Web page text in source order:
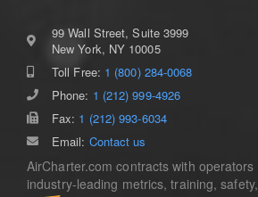
99 Wall Street, Suite 3999
New York, NY 10005
Toll Free: 1 (800) 284-0068
Phone: 1 (212) 999-4926
Fax: 1 (212) 993-6034
Email: Contact us
AirCharter.com contracts with
industry-leading metrics, training,